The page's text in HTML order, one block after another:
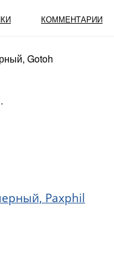
КОММЕНТАРИИ
Gotoh
Paxphil